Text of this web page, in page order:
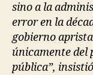
sino a la
error en la
gobierno
únicamente del
pública”,